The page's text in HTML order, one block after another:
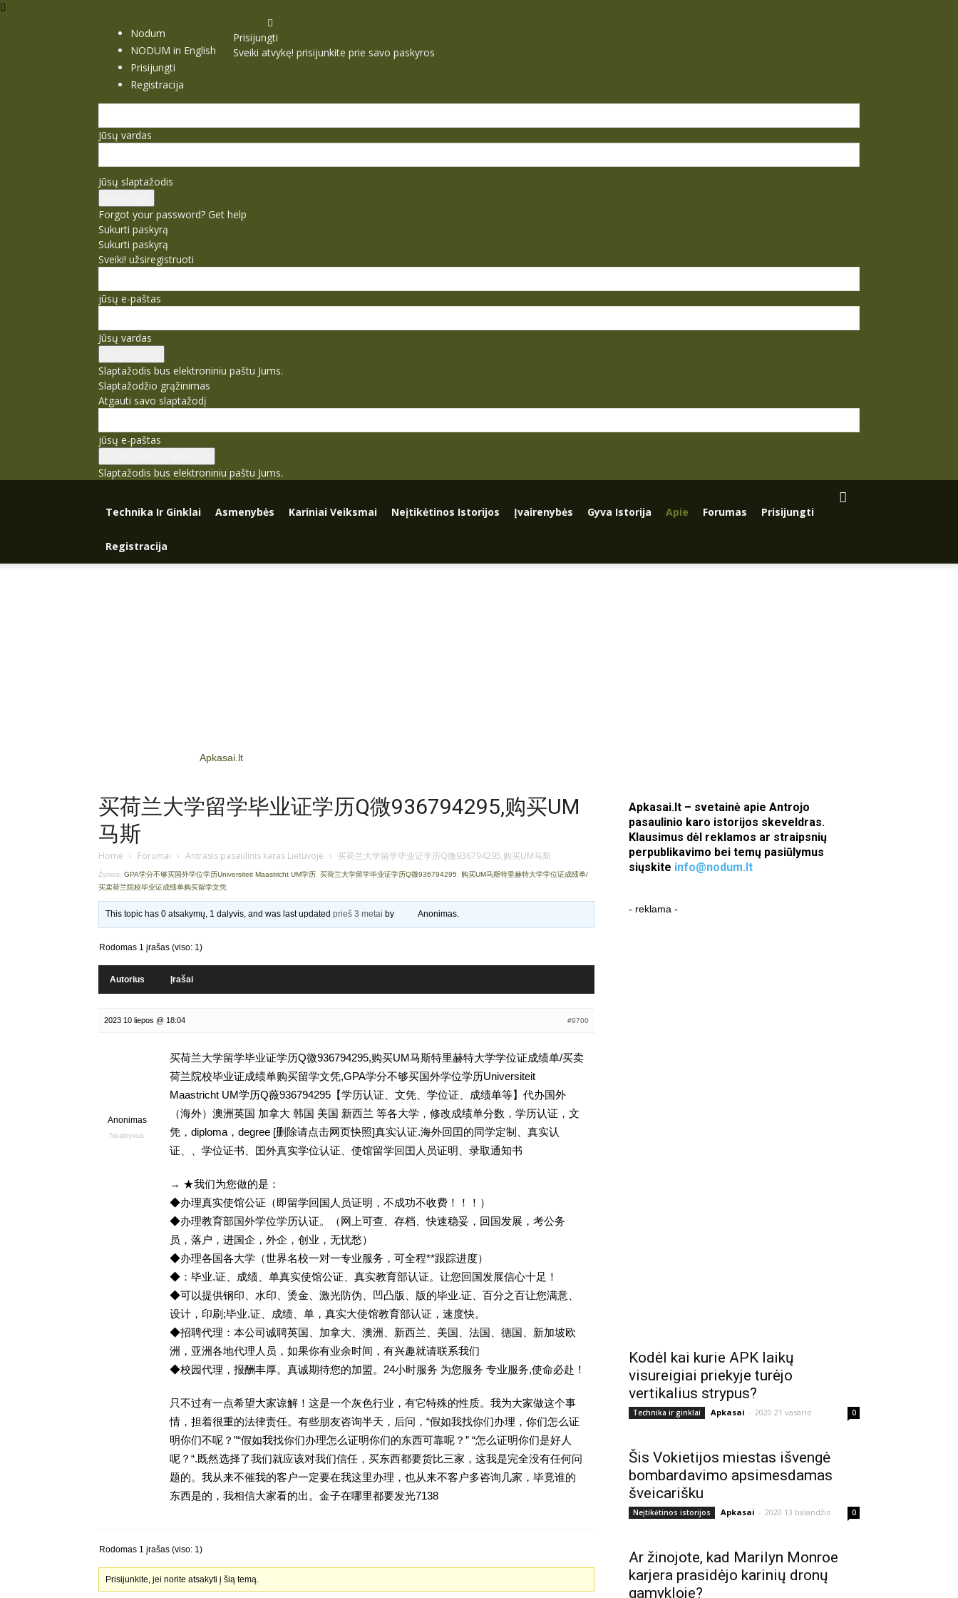
Nodum
NODUM in English
Prisijungti
Registracija
Prisijungti
Sveiki atvykę! prisijunkite prie savo paskyros
Jūsų vardas
Jūsų slaptažodis
Forgot your password? Get help
Sukurti paskyrą
Sukurti paskyrą
Sveiki! užsiregistruoti
jūsų e-paštas
Jūsų vardas
Slaptažodis bus elektroniniu paštu Jums.
Slaptažodžio grąžinimas
Atgauti savo slaptažodį
jūsų e-paštas
Slaptažodis bus elektroniniu paštu Jums.
Technika Ir Ginklai Asmenybės Kariniai Veiksmai Neįtikėtinos Istorijos Įvairenybės Gyva Istorija Apie Forumas Prisijungti
Registracija
Apkasai.lt
买荷兰大学留学毕业证学历Q微936794295,购买UM
马斯
Home › Forumai › Antrasis pasaulinis karas Lietuvoje › 买荷兰大学留学毕业证学历Q微936794295,购买UM马斯
Žymos: GPA学分不够买国外学位学历Universiteit Maastricht UM学历 买荷兰大学留学毕业证学历Q微936794295
购买UM马斯特里赫特大学学位证成绩单/
买卖荷兰院校毕业证成绩单购买留学文凭
This topic has 0 atsakymų, 1 dalyvis, and was last updatedprieš 3 metai by Anonimas.
Rodomas 1 įrašas (viso: 1)
Autorius Įrašai
2023 10 liepos @ 18:04 #9700
Anonimas
Neaktyvus
买荷兰大学留学毕业证学历Q微936794295,购买UM马斯特里赫特大学学位证成绩单/买卖
荷兰院校毕业证成绩单购买留学文凭,GPA学分不够买国外学位学历Universiteit
Maastricht UM学历Q薇936794295【学历认证、文凭、学位证、成绩单等】代办国外
（海外）澳洲英国 加拿大 韩国 美国 新西兰 等各大学，修改成绩单分数，学历认证，文
凭，diploma，degree [删除请点击网页快照]真实认证.海外回囯的同学定制、真实认
证、、学位证书、囯外真实学位认证、使馆留学回囯人员证明、录取通知书
→ ★我们为您做的是：
◆办理真实使馆公证（即留学回国人员证明，不成功不收费！！！）
◆办理教育部国外学位学历认证。（网上可查、存档、快速稳妥，回国发展，考公务
员，落户，进国企，外企，创业，无忧愁）
◆办理各国各大学（世界名校一对一专业服务，可全程**跟踪进度）
◆：毕业.证、成绩、单真实使馆公证、真实教育部认证。让您回国发展信心十足！
◆可以提供钢印、水印、烫金、激光防伪、凹凸版、版的毕业.证、百分之百让您满意、
设计，印刷;毕业.证、成绩、单，真实大使馆教育部认证，速度快。
◆招聘代理：本公司诚聘英国、加拿大、澳洲、新西兰、美国、法国、德国、新加坡欧
洲，亚洲各地代理人员，如果你有业余时间，有兴趣就请联系我们
◆校园代理，报酬丰厚。真诚期待您的加盟。24小时服务 为您服务 专业服务,使命必赴！
只不过有一点希望大家谅解！这是一个灰色行业，有它特殊的性质。我为大家做这个事
情，担着很重的法律责任。有些朋友咨询半天，后问，“假如我找你们办理，你们怎么证
明你们不呢？”“假如我找你们办理怎么证明你们的东西可靠呢？” “怎么证明你们是好人
呢？“.既然选择了我们就应该对我们信任，买东西都要货比三家，这我是完全没有任何问
题的。我从来不催我的客户一定要在我这里办理，也从来不客户多咨询几家，毕竟谁的
东西是的，我相信大家看的出。金子在哪里都要发光7138
Rodomas 1 įrašas (viso: 1)
Prisijunkite, jei norite atsakyti į šią temą.
Apkasai.lt – svetainė apie Antrojo
pasaulinio karo istorijos skeveldras.
Klausimus dėl reklamos ar straipsnių
perpublikavimo bei temų pasiūlymus
siųskite info@nodum.lt
- reklama -
Kodėl kai kurie APK laikų
visureigiai priekyje turėjo
vertikalius strypus?
Technika ir ginklai Apkasai - 2020 21 vasario 0
Šis Vokietijos miestas išvengė
bombardavimo apsimesdamas
šveicarišku
Neįtikėtinos istorijos Apkasai - 2020 13 balandžio 0
Ar žinojote, kad Marilyn Monroe
karjera prasidėjo karinių dronų
gamykloje?